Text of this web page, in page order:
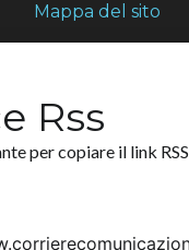
Mappa del sito
Rss
per copiare il link RSS